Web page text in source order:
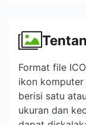
Format file
ikon
berisi satu
ukuran dan